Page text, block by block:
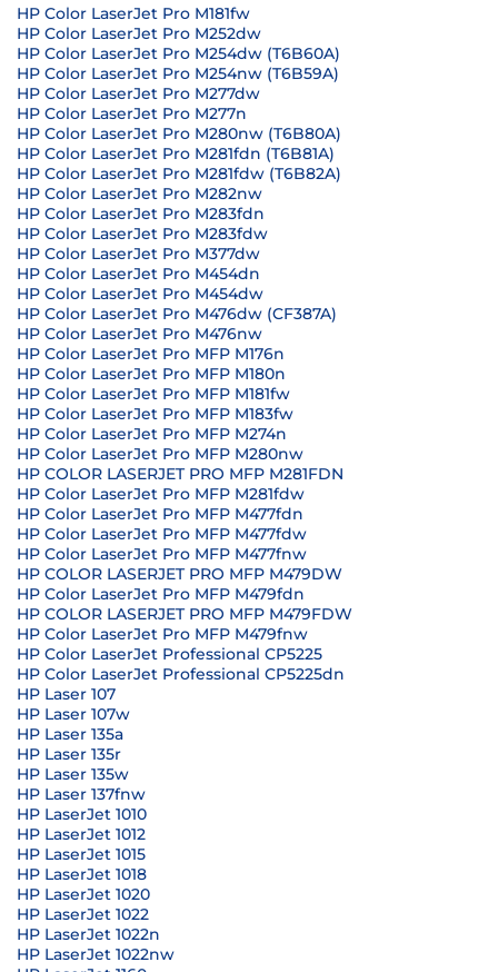
HP Color LaserJet Pro M181fw
HP Color LaserJet Pro M252dw
HP Color LaserJet Pro M254dw (T6B60A)
HP Color LaserJet Pro M254nw (T6B59A)
HP Color LaserJet Pro M277dw
HP Color LaserJet Pro M277n
HP Color LaserJet Pro M280nw (T6B80A)
HP Color LaserJet Pro M281fdn (T6B81A)
HP Color LaserJet Pro M281fdw (T6B82A)
HP Color LaserJet Pro M282nw
HP Color LaserJet Pro M283fdn
HP Color LaserJet Pro M283fdw
HP Color LaserJet Pro M377dw
HP Color LaserJet Pro M454dn
HP Color LaserJet Pro M454dw
HP Color LaserJet Pro M476dw (CF387A)
HP Color LaserJet Pro M476nw
HP Color LaserJet Pro MFP M176n
HP Color LaserJet Pro MFP M180n
HP Color LaserJet Pro MFP M181fw
HP Color LaserJet Pro MFP M183fw
HP Color LaserJet Pro MFP M274n
HP Color LaserJet Pro MFP M280nw
HP COLOR LASERJET PRO MFP M281FDN
HP Color LaserJet Pro MFP M281fdw
HP Color LaserJet Pro MFP M477fdn
HP Color LaserJet Pro MFP M477fdw
HP Color LaserJet Pro MFP M477fnw
HP COLOR LASERJET PRO MFP M479DW
HP Color LaserJet Pro MFP M479fdn
HP COLOR LASERJET PRO MFP M479FDW
HP Color LaserJet Pro MFP M479fnw
HP Color LaserJet Professional CP5225
HP Color LaserJet Professional CP5225dn
HP Laser 107
HP Laser 107w
HP Laser 135a
HP Laser 135r
HP Laser 135w
HP Laser 137fnw
HP LaserJet 1010
HP LaserJet 1012
HP LaserJet 1015
HP LaserJet 1018
HP LaserJet 1020
HP LaserJet 1022
HP LaserJet 1022n
HP LaserJet 1022nw